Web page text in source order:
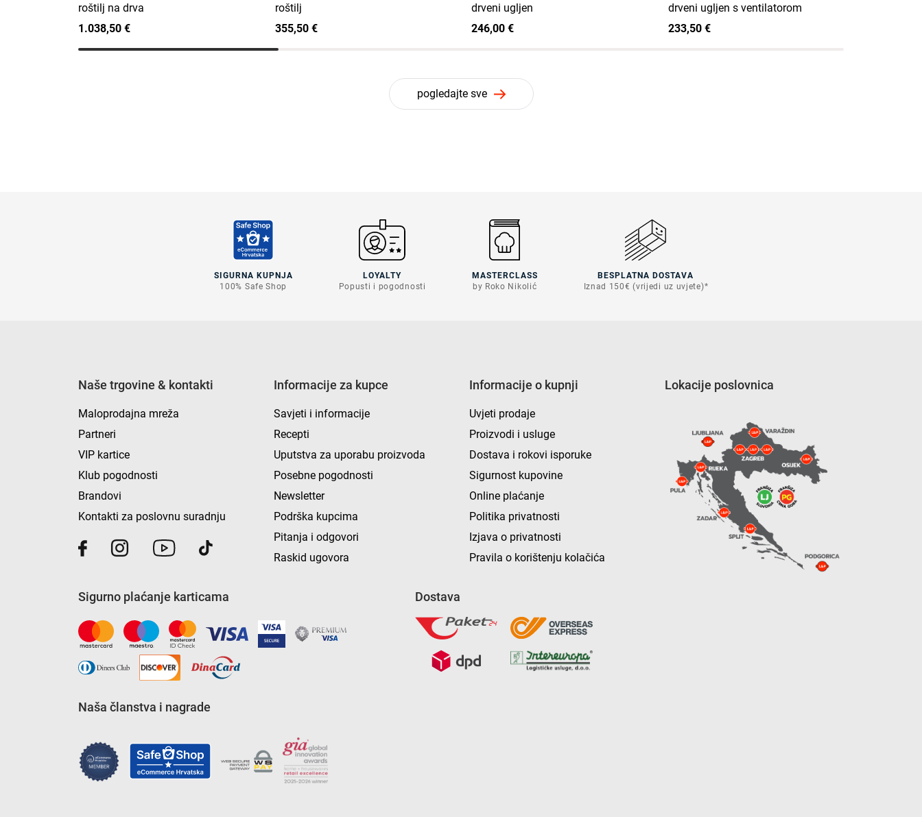
roštilj na drva
1.038,50 €
roštilj
355,50 €
drveni ugljen
246,00 €
drveni ugljen s ventilatorom
233,50 €
pogledajte sve
SIGURNA KUPNJA
100% Safe Shop
LOYALTY
Popusti i pogodnosti
MASTERCLASS
by Roko Nikolić
BESPLATNA DOSTAVA
Iznad 150€ (vrijedi uz uvjete)*
Naše trgovine & kontakti
Maloprodajna mreža
Partneri
VIP kartice
Klub pogodnosti
Brandovi
Kontakti za poslovnu suradnju
Informacije za kupce
Savjeti i informacije
Recepti
Uputstva za uporabu proizvoda
Posebne pogodnosti
Newsletter
Podrška kupcima
Pitanja i odgovori
Raskid ugovora
Informacije o kupnji
Uvjeti prodaje
Proizvodi i usluge
Dostava i rokovi isporuke
Sigurnost kupovine
Online plaćanje
Politika privatnosti
Izjava o privatnosti
Pravila o korištenju kolačića
Lokacije poslovnica
Sigurno plaćanje karticama
Naša članstva i nagrade
Dostava